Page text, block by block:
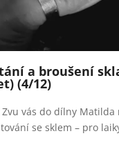
a broušení
(4/12)
Zvu vás do dílny Matilda
se sklem – pro